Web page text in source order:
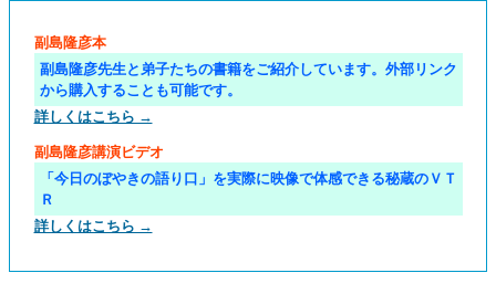
副島隆彦本
副島隆彦先生と弟子たちの書籍をご紹介しています。外部リンク
から購入することも可能です。
詳しくはこちら →
副島隆彦講演ビデオ
「今日のぼやきの語り口」を実際に映像で体感できる秘蔵のＶＴ
Ｒ
詳しくはこちら →